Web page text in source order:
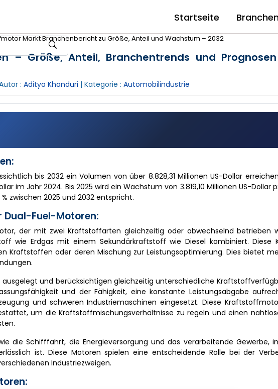
Startseite
Markt Branchenbericht zu Größe, Anteil und Wachstum – 2032
– Größe, Anteil, Branchentrends und
: Aditya Khanduri | Kategorie : Automobilindustrie
bis 2032 ein Volumen von über 8.828,31 Millionen US-Dollar
im Jahr 2024. Bis 2025 wird ein Wachstum von 3.819,10 Millionen US-Dollar
zwischen 2025 und 2032 entspricht.
Fuel-Motoren:
der mit zwei Kraftstoffarten gleichzeitig oder abwechselnd betrieben
wie Erdgas mit einem Sekundärkraftstoff wie Diesel kombiniert. Diese
Kraftstoffen oder deren Mischung zur Leistungsoptimierung. Dies bietet
ausgelegt und berücksichtigen gleichzeitig unterschiedliche
und der Fähigkeit, eine konstante Leistungsabgabe
und schweren Industriemaschinen eingesetzt. Diese
um die Kraftstoffmischungsverhältnisse zu regeln und einen
die Schifffahrt, die Energieversorgung und das verarbeitende Gewerbe,
ist. Diese Motoren spielen eine entscheidende Rolle bei der
Industriezweigen.